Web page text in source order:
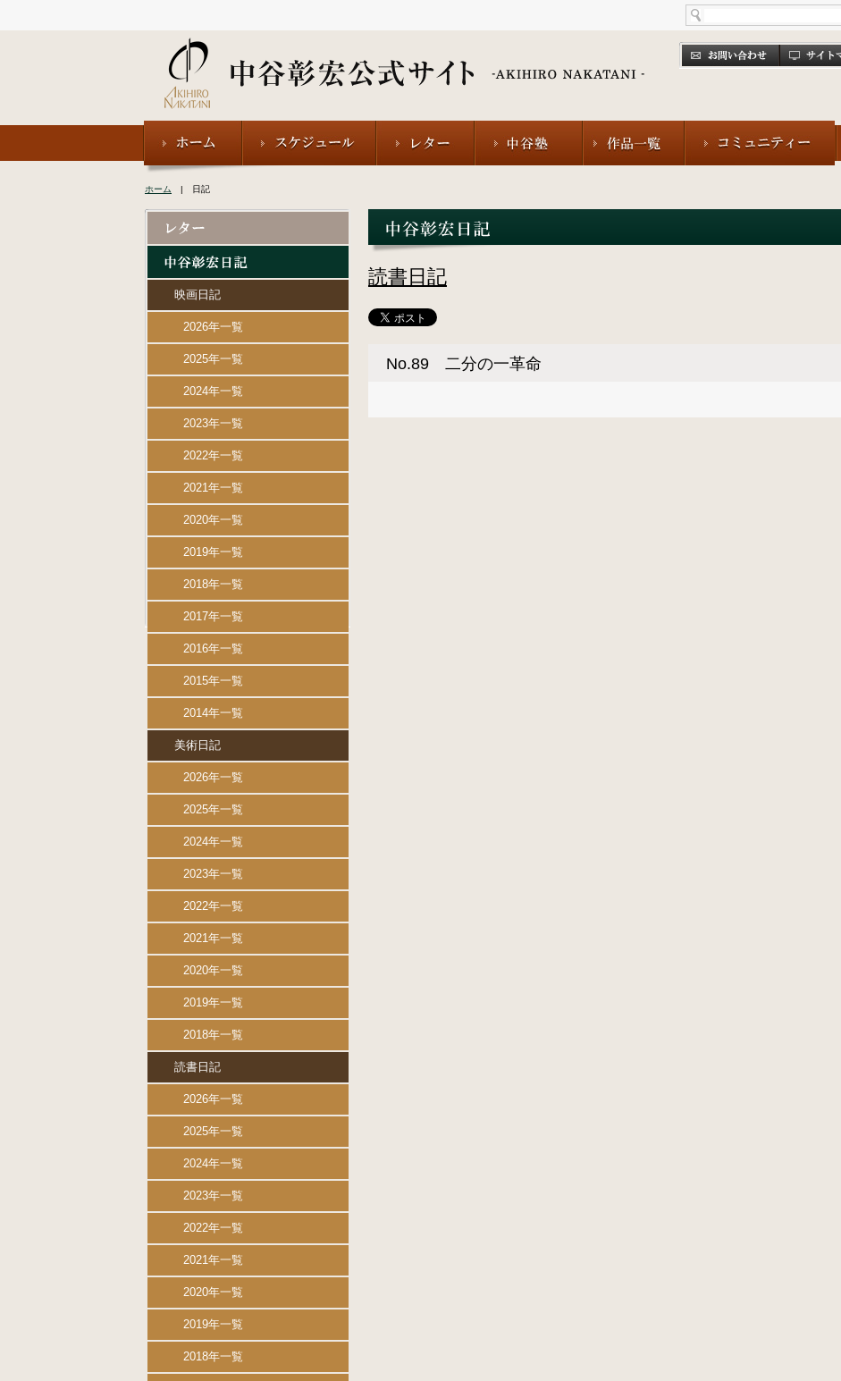
ホーム | 日記
読書日記
No.89 二分の一革命
映画日記
2026年一覧
2025年一覧
2024年一覧
2023年一覧
2022年一覧
2021年一覧
2020年一覧
2019年一覧
2018年一覧
2017年一覧
2016年一覧
2015年一覧
2014年一覧
美術日記
2026年一覧
2025年一覧
2024年一覧
2023年一覧
2022年一覧
2021年一覧
2020年一覧
2019年一覧
2018年一覧
読書日記
2026年一覧
2025年一覧
2024年一覧
2023年一覧
2022年一覧
2021年一覧
2020年一覧
2019年一覧
2018年一覧